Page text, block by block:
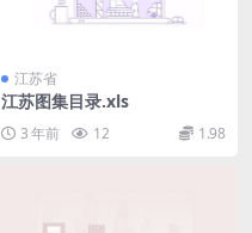
江苏省
江苏图集目录.xls
3 年前 12 1.98